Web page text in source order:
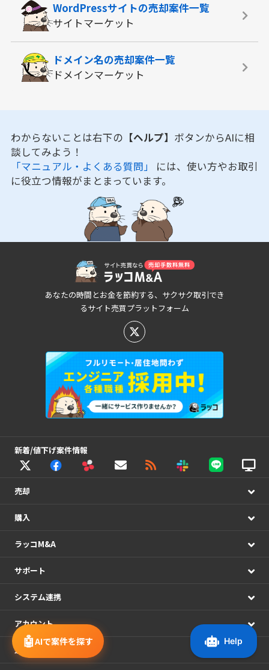
🤖AIで案件を探す
WordPressサイトの売却案件一覧
サイトマーケット
ドメイン名の売却案件一覧
ドメインマーケット
わからないことは右下の 【ヘルプ】 ボタンからAIに相
談してみよう！
「マニュアル・よくある質問」 には、使い方やお取引
に役立つ情報がまとまっています。
あなたの時間とお金を節約する、サクサク取引でき
るサイト売買プラットフォーム
新着/値下げ案件情報
売却
購入
ラッコM&A
サポート
システム連携
アカウント
運営情報